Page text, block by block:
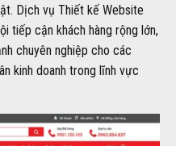
Dịch vụ Thiết kế Website
tiếp cận khách hàng rộng lớn,
chuyên nghiệp cho các
kinh doanh trong lĩnh vực